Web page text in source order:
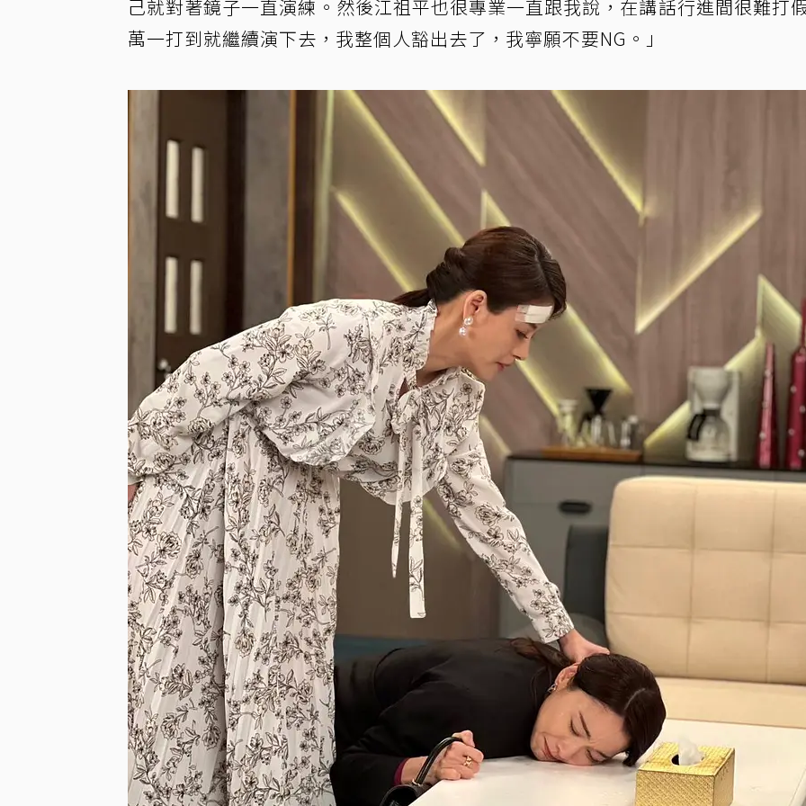
己就對著鏡子一直演練。然後江祖平也很專業一直跟我說，在講話行進間很難打
萬一打到就繼續演下去，我整個人豁出去了，我寧願不要NG。」